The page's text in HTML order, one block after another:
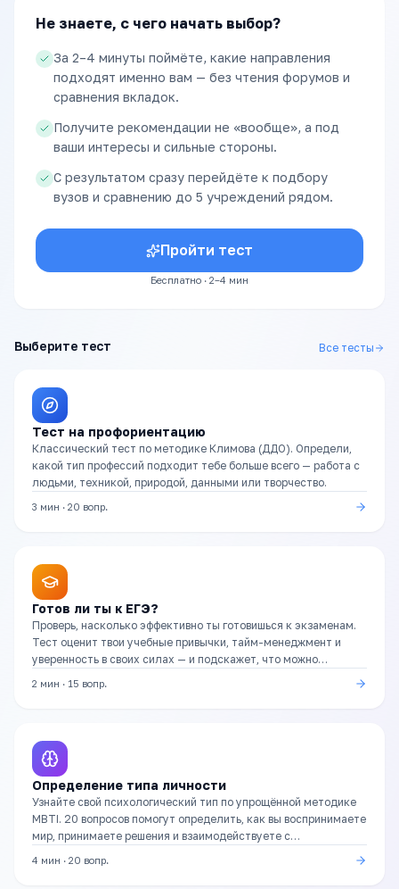
Не знаете, с чего начать выбор?
За 2–4 минуты поймёте, какие направления
подходят именно вам — без чтения форумов и
сравнения вкладок.
Получите рекомендации не «вообще», а под
ваши интересы и сильные стороны.
С результатом сразу перейдёте к подбору
вузов и сравнению до 5 учреждений рядом.
Пройти тест
Бесплатно · 2–4 мин
Выберите тест Все тесты
Тест на профориентацию
Классический тест по методике Климова (ДДО). Определи,
какой тип профессий подходит тебе больше всего — работа с
людьми, техникой, природой, данными или творчество.
3 мин · 20 вопр.
Готов ли ты к ЕГЭ?
Проверь, насколько эффективно ты готовишься к экзаменам.
Тест оценит твои учебные привычки, тайм-менеджмент и
уверенность в своих силах — и подскажет, что можно
2 мин · 15 вопр.
Определение типа личности
Узнайте свой психологический тип по упрощённой методике
MBTI. 20 вопросов помогут определить, как вы воспринимаете
мир, принимаете решения и взаимодействуете с
4 мин · 20 вопр.